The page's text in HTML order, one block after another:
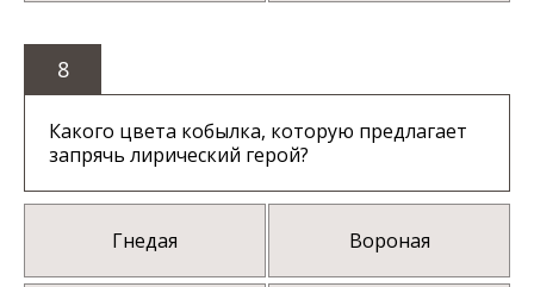
8
Какого цвета кобылка, которую предлагает
запрячь лирический герой?
Гнедая Вороная